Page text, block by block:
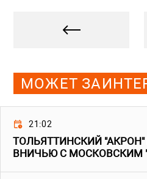
МОЖЕТ
21:02
ТОЛЬЯТТИНСКИЙ
ВНИЧЬЮ С МОСКОВСКИМ